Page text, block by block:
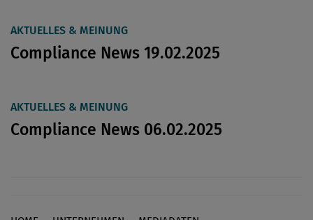
AKTUELLES & MEINUNG
Compliance News 19.02.2025
AKTUELLES & MEINUNG
Compliance News 06.02.2025